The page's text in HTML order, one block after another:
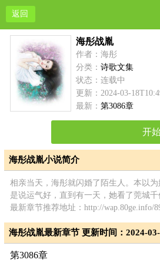
返回
海彤战胤
作者：海彤
分类： 诗歌文集
状态：连载中
更新：2024-03-
最新： 第3086章
开
海彤战胤小说简介
相亲当天，海彤就闪婚了陌生人。本以
是说运气好，直到有一天，她看了莞城
最新章节推荐地址：http://wap.80ge.info/
海彤战胤最新章节 更新时间：2024-
第3086章